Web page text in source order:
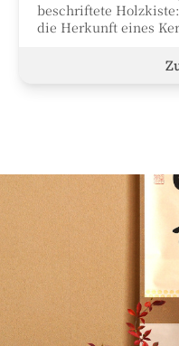
beschriftete
die Herkunft eines